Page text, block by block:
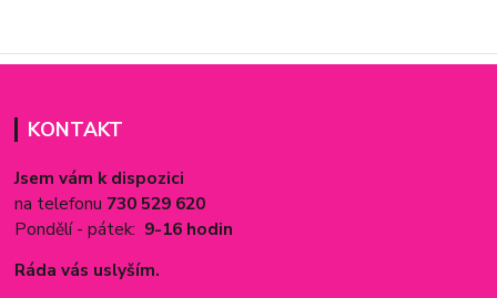
KONTAKT
Jsem vám k dispozici
na telefonu 730 529 620
Pondělí - pátek: 9-16 hodin
Ráda vás uslyším.